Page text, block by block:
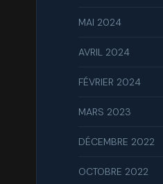
MAI 2024
AVRIL 2024
FÉVRIER 2024
MARS 2023
DÉCEMBRE 2022
OCTOBRE 2022